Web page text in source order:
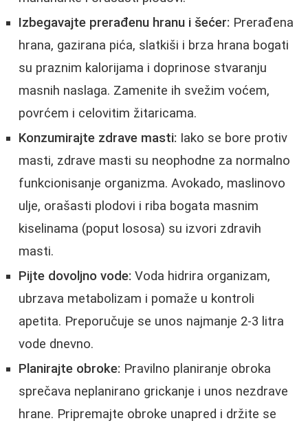
Izbegavajte prerađenu hranu i šećer: Prerađena
hrana, gazirana pića, slatkiši i brza hrana bogati
su praznim kalorijama i doprinose stvaranju
masnih naslaga. Zamenite ih svežim voćem,
povrćem i celovitim žitaricama.
Konzumirajte zdrave masti: Iako se bore protiv
masti, zdrave masti su neophodne za normalno
funkcionisanje organizma. Avokado, maslinovo
ulje, orašasti plodovi i riba bogata masnim
kiselinama (poput lososa) su izvori zdravih
masti.
Pijte dovoljno vode: Voda hidrira organizam,
ubrzava metabolizam i pomaže u kontroli
apetita. Preporučuje se unos najmanje 2-3 litra
vode dnevno.
Planirajte obroke: Pravilno planiranje obroka
sprečava neplanirano grickanje i unos nezdrave
hrane. Pripremajte obroke unapred i držite se